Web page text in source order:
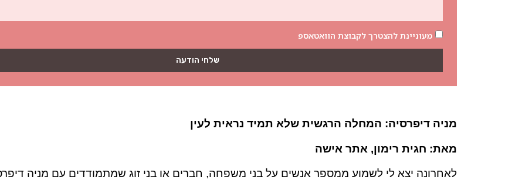
מעוניינת להצטרך לקבוצת הוואטאספ
שלחי הודעה
מניה דיפרסיה: המחלה הרגשית שלא תמיד נראית לעין
מאת: חגית רימון, אתר אישה
לאחרונה יצא לי לשמוע ממספר אנשים על בני משפחה, חברים או בני זוג שמתמודדים עם מניה